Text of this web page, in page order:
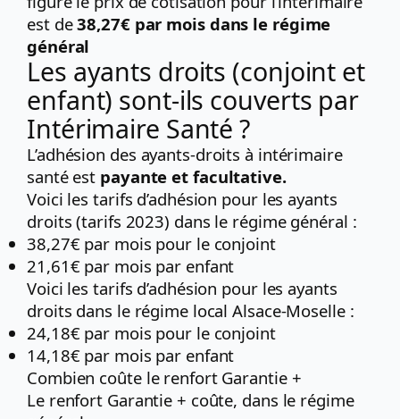
est de38,27€ par mois dans le régime
général
Les ayants droits (conjoint et
enfant) sont-ils couverts par
Intérimaire Santé ?
L’adhésion des ayants-droits à intérimaire
santé est payante et facultative.
Voici les tarifs d’adhésion pour les ayants
droits (tarifs 2023) dans le régime général :
38,27€ par mois pour le conjoint
21,61€ par mois par enfant
Voici les tarifs d’adhésion pour les ayants
droits dans le régime local Alsace-Moselle :
24,18€ par mois pour le conjoint
14,18€ par mois par enfant
Combien coûte le renfort Garantie +
Le renfort Garantie + coûte, dans le régime